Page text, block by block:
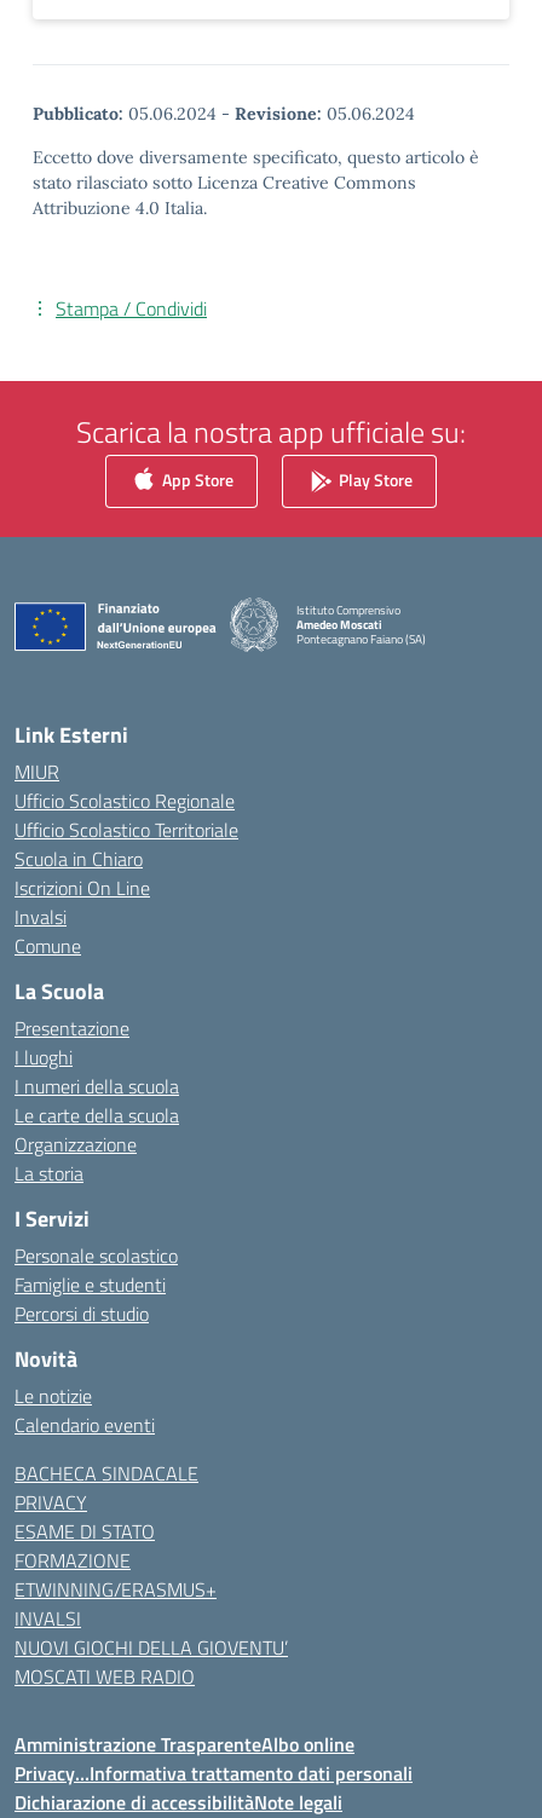
Pubblicato: 05.06.2024 - Revisione: 05.06.2024
Eccetto dove diversamente specificato, questo articolo è
stato rilasciato sotto Licenza Creative Commons
Attribuzione 4.0 Italia.
Stampa / Condividi
Scarica la nostra app ufficiale su:
App Store Play Store
Istituto Comprensivo
Amedeo Moscati
Pontecagnano Faiano (SA)
— Visita la pagina iniziale della scuola
Link Esterni
MIUR
Ufficio Scolastico Regionale
Ufficio Scolastico Territoriale
Scuola in Chiaro
Iscrizioni On Line
Invalsi
Comune
La Scuola
Presentazione
I luoghi
I numeri della scuola
Le carte della scuola
Organizzazione
La storia
I Servizi
Personale scolastico
Famiglie e studenti
Percorsi di studio
Novità
Le notizie
Calendario eventi
BACHECA SINDACALE
PRIVACY
ESAME DI STATO
FORMAZIONE
ETWINNING/ERASMUS+
INVALSI
NUOVI GIOCHI DELLA GIOVENTU’
MOSCATI WEB RADIO
Amministrazione TrasparenteAlbo online
Privacy…Informativa trattamento dati personali
Dichiarazione di accessibilitàNote legali